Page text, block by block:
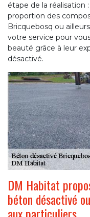
étape de la réalisation
proportion des
Bricquebosq ou
votre service pour
beauté grâce à leur
désactivé.
DM Habitat
béton désactivé